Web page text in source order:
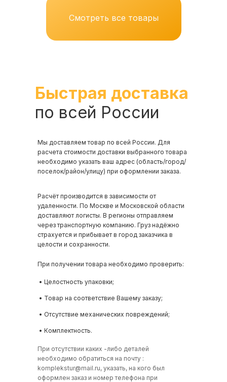
Смотреть все товары
Быстрая доставка
по всей России
Мы доставляем товар по всей России. Для
расчета стоимости доставки выбранного товара
необходимо указать ваш адрес (область/город/
поселок/район/улицу) при оформлении заказа.
Расчёт производится в зависимости от
удаленности. По Москве и Московской области
доставляют логисты. В регионы отправляем
через транспортную компанию. Груз надёжно
страхуется и прибывает в город заказчика в
целости и сохранности.
При получении товара необходимо проверить:
• Целостность упаковки;
• Товар на соответствие Вашему заказу;
• Отсутствие механических повреждений;
• Комплектность.
При отсутствии каких -либо деталей
необходимо обратиться на почту :
komplekstur@mail.ru, указать, на кого был
оформлен заказ и номер телефона при